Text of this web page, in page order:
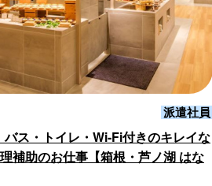
派遣社員
ス・トイレ・Wi-Fi付きのキレイな
補助のお仕事【箱根・芦ノ湖 はな